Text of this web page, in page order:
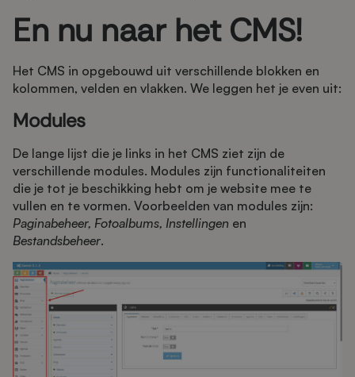
En nu naar het CMS!
Het CMS in opgebouwd uit verschillende blokken en
kolommen, velden en vlakken. We leggen het je even uit:
Modules
De lange lijst die je links in het CMS ziet zijn de
verschillende modules. Modules zijn functionaliteiten
die je tot je beschikking hebt om je website mee te
vullen en te vormen. Voorbeelden van modules zijn:
Paginabeheer, Fotoalbums, Instellingen en
Bestandsbeheer.